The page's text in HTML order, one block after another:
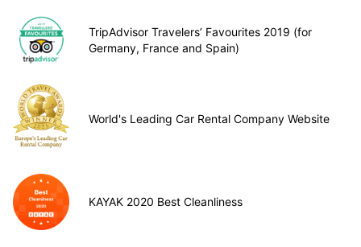
TripAdvisor Travelers’ Favourites 2019 (for
Germany, France and Spain)
World's Leading Car Rental Company Website
KAYAK 2020 Best Cleanliness